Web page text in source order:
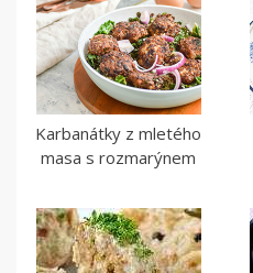
Karbanátky z mletého
masa s rozmarýnem